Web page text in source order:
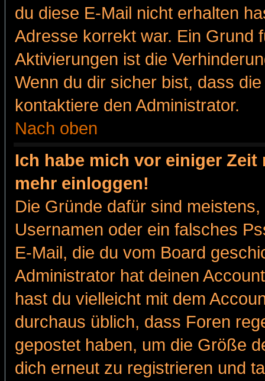
du diese E-Mail nicht erhalten
Adresse korrekt war. Ein Grund
Aktivierungen ist die
Wenn du dir sicher bist, dass
kontaktiere den Administrator.
Nach oben
Ich habe mich vor einiger
mehr einloggen!
Die Gründe dafür sind
Usernamen oder ein falsches
E-Mail, die du vom Board
Administrator hat deinen
hast du vielleicht mit dem
durchaus üblich, dass Foren
gepostet haben, um die Größe
dich erneut zu registrieren und